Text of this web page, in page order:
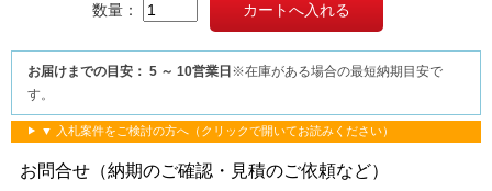
数量：
お届けまでの目安： 5 ～ 10営業日※在庫がある場合の最短納期目安で
す。
▼ 入札案件をご検討の方へ（クリックで開いてお読みください）
お問合せ（納期のご確認・見積のご依頼など）